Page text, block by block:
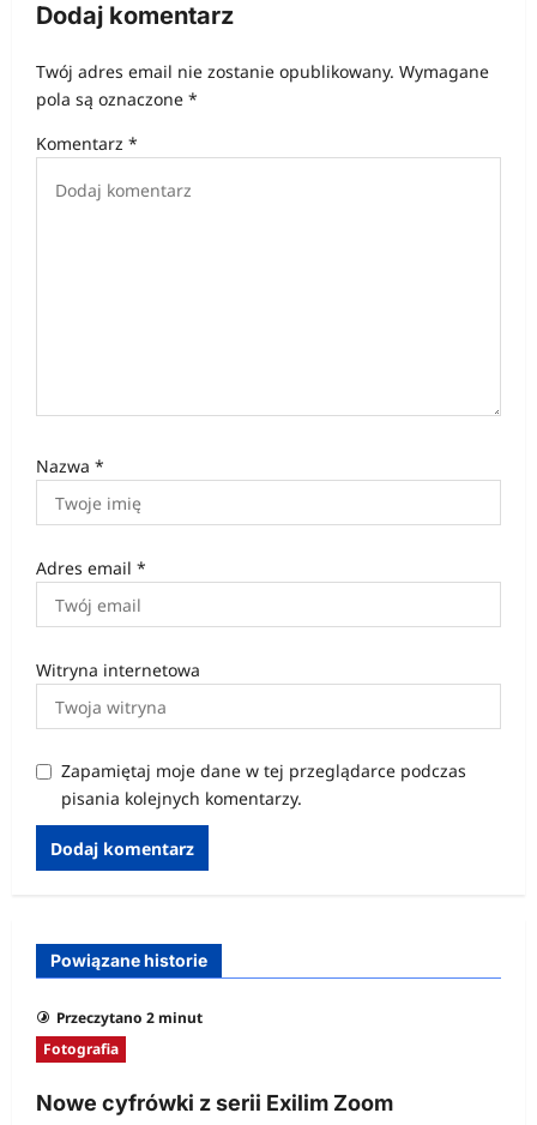
c
a
w
p
Dodaj komentarz
Twój adres email nie zostanie opublikowany. Wymagane
pola są oznaczone *
Komentarz *
Nazwa *
Adres email *
Witryna internetowa
Zapamiętaj moje dane w tej przeglądarce podczas
pisania kolejnych komentarzy.
Powiązane historie
Przeczytano 2 minut
Fotografia
Nowe cyfrówki z serii Exilim Zoom